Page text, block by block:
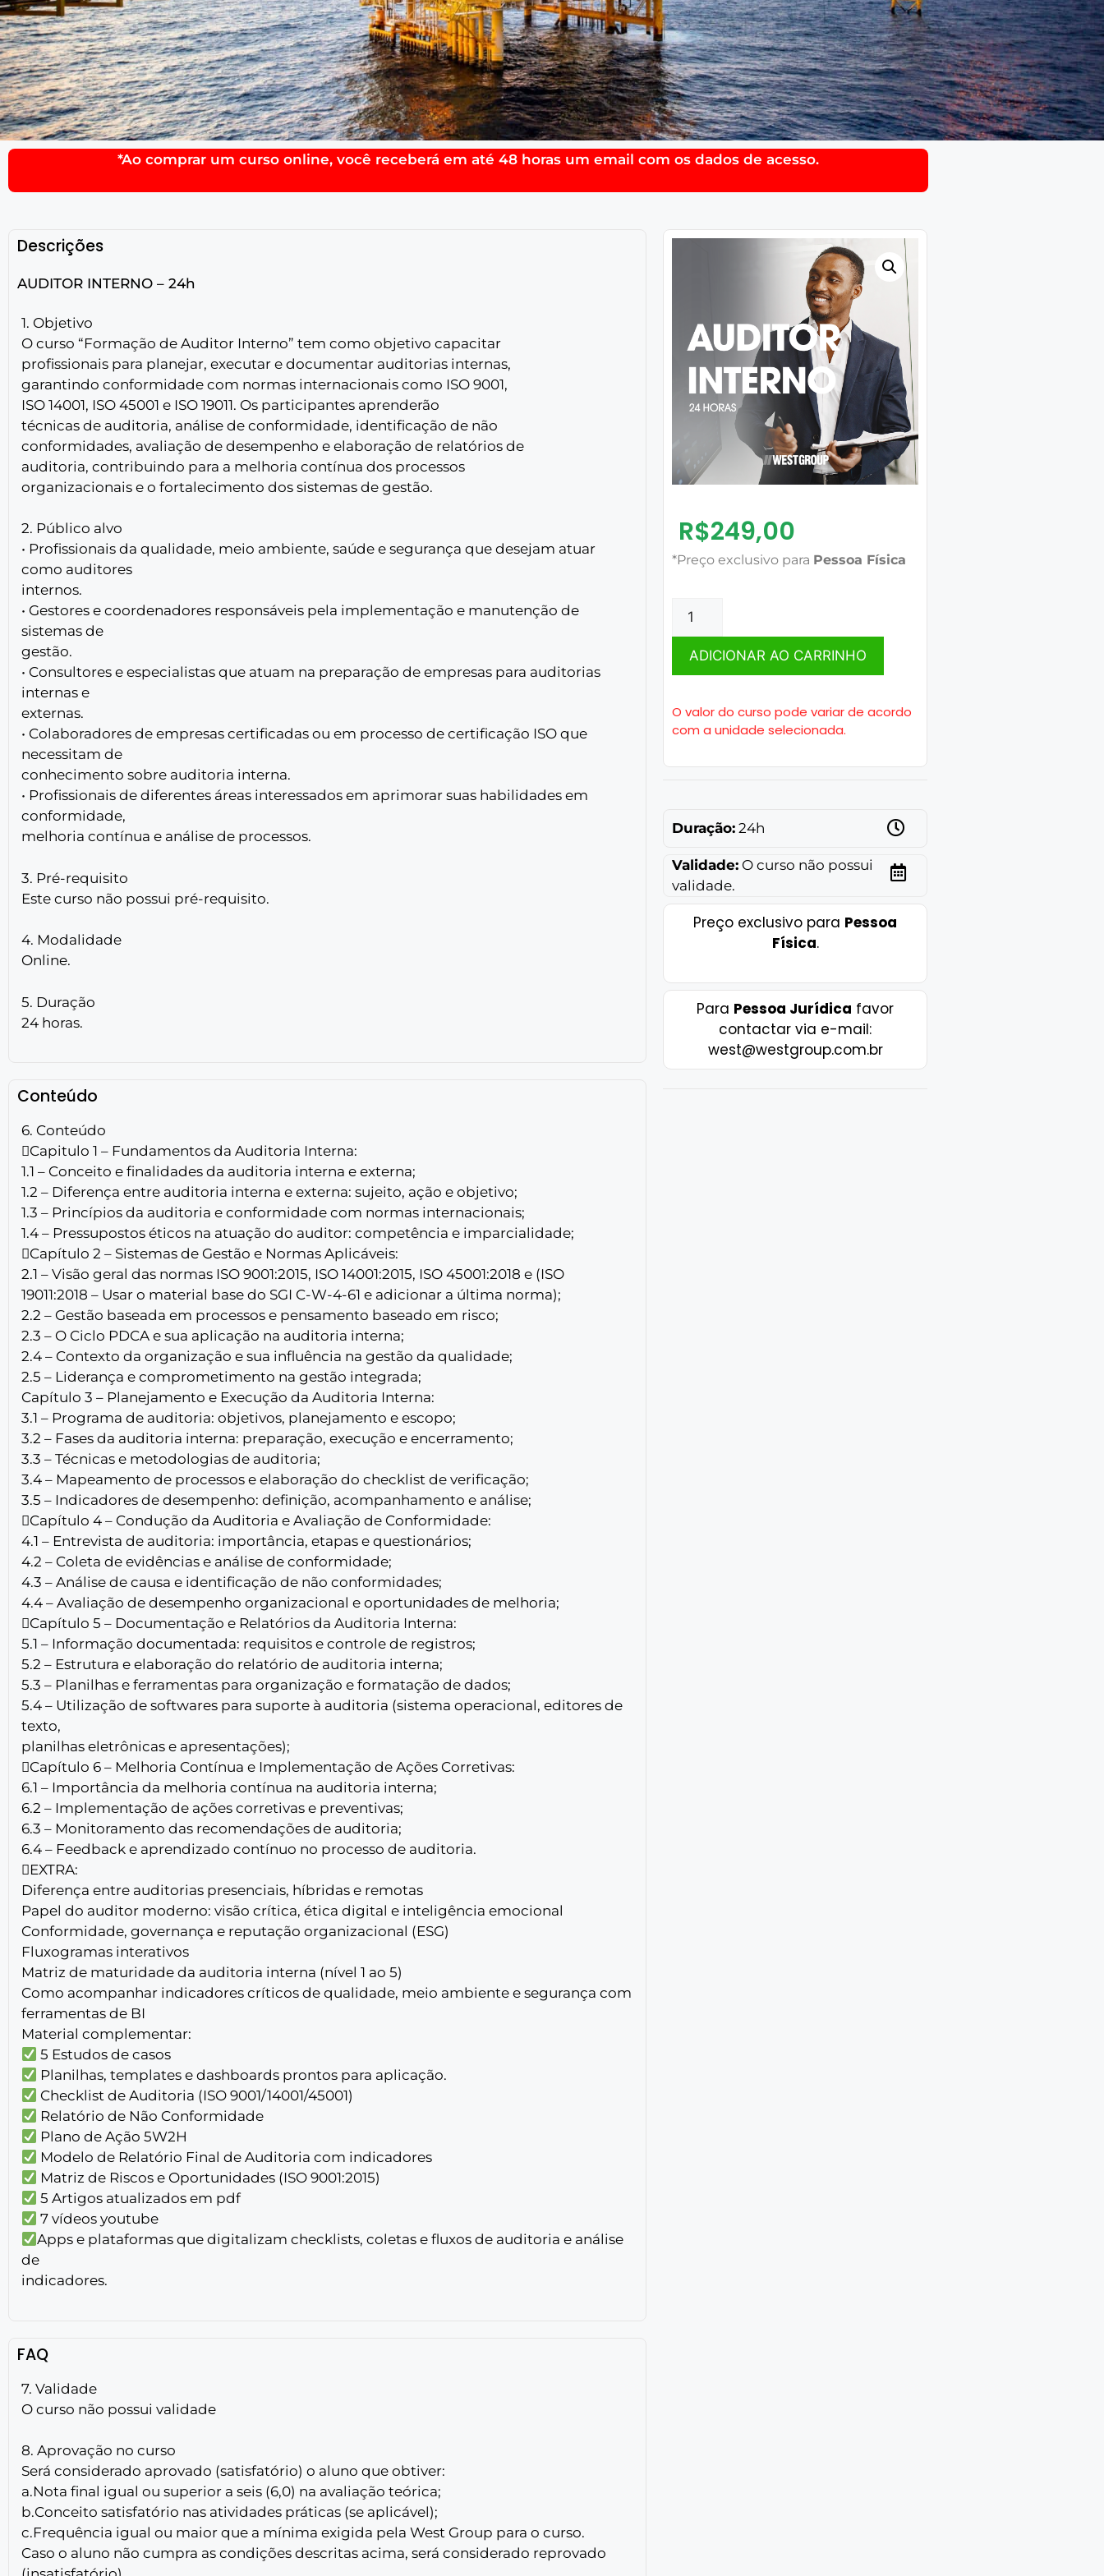
*Ao comprar um curso online, você receberá em até 48 horas um email com os dados de acesso.
Descrições
AUDITOR INTERNO – 24h
1. Objetivo
O curso “Formação de Auditor Interno” tem como objetivo capacitar
profissionais para planejar, executar e documentar auditorias internas,
garantindo conformidade com normas internacionais como ISO 9001,
ISO 14001, ISO 45001 e ISO 19011. Os participantes aprenderão
técnicas de auditoria, análise de conformidade, identificação de não
conformidades, avaliação de desempenho e elaboração de relatórios de
auditoria, contribuindo para a melhoria contínua dos processos
organizacionais e o fortalecimento dos sistemas de gestão.
2. Público alvo
• Profissionais da qualidade, meio ambiente, saúde e segurança que desejam atuar
como auditores
internos.
• Gestores e coordenadores responsáveis pela implementação e manutenção de
sistemas de
gestão.
• Consultores e especialistas que atuam na preparação de empresas para auditorias
internas e
externas.
• Colaboradores de empresas certificadas ou em processo de certificação ISO que
necessitam de
conhecimento sobre auditoria interna.
• Profissionais de diferentes áreas interessados em aprimorar suas habilidades em
conformidade,
melhoria contínua e análise de processos.
3. Pré-requisito
Este curso não possui pré-requisito.
4. Modalidade
Online.
5. Duração
24 horas.
Conteúdo
6. Conteúdo
Capitulo 1 – Fundamentos da Auditoria Interna:
1.1 – Conceito e finalidades da auditoria interna e externa;
1.2 – Diferença entre auditoria interna e externa: sujeito, ação e objetivo;
1.3 – Princípios da auditoria e conformidade com normas internacionais;
1.4 – Pressupostos éticos na atuação do auditor: competência e imparcialidade;
Capítulo 2 – Sistemas de Gestão e Normas Aplicáveis:
2.1 – Visão geral das normas ISO 9001:2015, ISO 14001:2015, ISO 45001:2018 e (ISO
19011:2018 – Usar o material base do SGI C-W-4-61 e adicionar a última norma);
2.2 – Gestão baseada em processos e pensamento baseado em risco;
2.3 – O Ciclo PDCA e sua aplicação na auditoria interna;
2.4 – Contexto da organização e sua influência na gestão da qualidade;
2.5 – Liderança e comprometimento na gestão integrada;
Capítulo 3 – Planejamento e Execução da Auditoria Interna:
3.1 – Programa de auditoria: objetivos, planejamento e escopo;
3.2 – Fases da auditoria interna: preparação, execução e encerramento;
3.3 – Técnicas e metodologias de auditoria;
3.4 – Mapeamento de processos e elaboração do checklist de verificação;
3.5 – Indicadores de desempenho: definição, acompanhamento e análise;
Capítulo 4 – Condução da Auditoria e Avaliação de Conformidade:
4.1 – Entrevista de auditoria: importância, etapas e questionários;
4.2 – Coleta de evidências e análise de conformidade;
4.3 – Análise de causa e identificação de não conformidades;
4.4 – Avaliação de desempenho organizacional e oportunidades de melhoria;
Capítulo 5 – Documentação e Relatórios da Auditoria Interna:
5.1 – Informação documentada: requisitos e controle de registros;
5.2 – Estrutura e elaboração do relatório de auditoria interna;
5.3 – Planilhas e ferramentas para organização e formatação de dados;
5.4 – Utilização de softwares para suporte à auditoria (sistema operacional, editores de
texto,
planilhas eletrônicas e apresentações);
Capítulo 6 – Melhoria Contínua e Implementação de Ações Corretivas:
6.1 – Importância da melhoria contínua na auditoria interna;
6.2 – Implementação de ações corretivas e preventivas;
6.3 – Monitoramento das recomendações de auditoria;
6.4 – Feedback e aprendizado contínuo no processo de auditoria.
EXTRA:
Diferença entre auditorias presenciais, híbridas e remotas
Papel do auditor moderno: visão crítica, ética digital e inteligência emocional
Conformidade, governança e reputação organizacional (ESG)
Fluxogramas interativos
Matriz de maturidade da auditoria interna (nível 1 ao 5)
Como acompanhar indicadores críticos de qualidade, meio ambiente e segurança com
ferramentas de BI
Material complementar:
5 Estudos de casos
Planilhas, templates e dashboards prontos para aplicação.
Checklist de Auditoria (ISO 9001/14001/45001)
Relatório de Não Conformidade
Plano de Ação 5W2H
Modelo de Relatório Final de Auditoria com indicadores
Matriz de Riscos e Oportunidades (ISO 9001:2015)
5 Artigos atualizados em pdf
7 vídeos youtube
Apps e plataformas que digitalizam checklists, coletas e fluxos de auditoria e análise
de
indicadores.
FAQ
7. Validade
O curso não possui validade
8. Aprovação no curso
Será considerado aprovado (satisfatório) o aluno que obtiver:
a.Nota final igual ou superior a seis (6,0) na avaliação teórica;
b.Conceito satisfatório nas atividades práticas (se aplicável);
c.Frequência igual ou maior que a mínima exigida pela West Group para o curso.
Caso o aluno não cumpra as condições descritas acima, será considerado reprovado
R$249,00
*Preço exclusivo para Pessoa Física
ADICIONAR AO CARRINHO
O valor do curso pode variar de acordo
com a unidade selecionada.
Duração:24h
Validade:O curso não possui
validade.
Preço exclusivo para Pessoa
Física.
Para Pessoa Jurídica favor
contactar via e-mail:
west@westgroup.com.br